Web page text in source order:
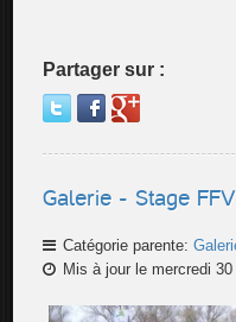
Partager sur :
Galerie - Stage
Catégorie parente:
Mis à jour le mercredi